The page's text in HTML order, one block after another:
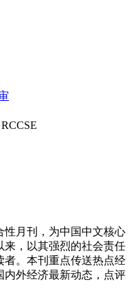
RCCSE
性月刊，为中国中文核心
来，以其强烈的社会责任
者。本刊重点传送热点经
内外经济最新动态，点评